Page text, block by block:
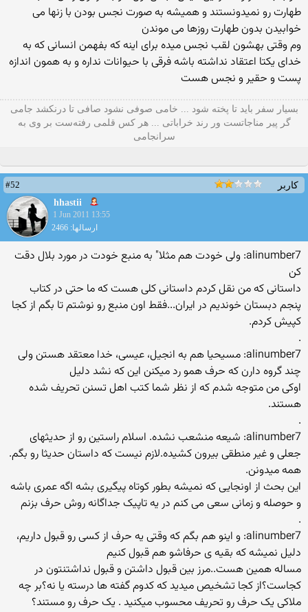
طهارت رو نمیدونستند و همیشه به صورت نجس بودن با زنها می
خوابیدن بدون طهارت روزها می موندن
وم وقتی بهشون لقب نجس میده برای اینه كه بفهمن انسانی كه به
خدای یكتا اعتقاد نداشته باشه فرقی با حیوانات نداره و به همون اندازه
پست و حقیر و نجس هست
بسیار سفر باید تا پخته شود ... خامی صوفی نشود صافی تا درنکشد جامی
گر پیر مناجاتست ور رند خراباتی ... هر کس قلمی رفته‌ست بر وی به
سرانجامی
کاربر
#52
hhastii
1 Jun 2011 13:55
ارسالها: 2466
alinumber7: ولی خودت هم مثلا" به منبع خودت در مورد بلال دقت
كن
داستانی كه من نقل كردم داستانی كلی هست كه ما حتی در كتاب
پنجم دبستان خوندیم در ایران...فقط اون منبع رو نوشتم تا بگم از كجا
كپیش كردم.
.
alinumber7: مسیحیا هم به انجیل، عیسی، خدا معتقد هستن ولی
چند گروه دارن كه حرف همو رد میكنن این كه نشد دلیل
اوكی من متوجه شدم كه از نظر شما كتب اهل تسنن تحریف شده
هستند.
.
alinumber7: شیعه منشعب نشده. اسلام راستین رو از حدیثهای
جعلی و غیر منطقی بیرون كشیده.لازم نیست كه داستان حدیثا رو بگم.
همه میدونن.
این بحث از اونجایی که نمیشه بطور کوتاه پیگیری بشه اگه عمری باشه
و حوصله و زمانی سعی می کنم در یه تاپیک جداگانه روش حرف بزنم
.
alinumber7: و اینو هم بگم كه وقتی یه حرف از كسی رو قبول داریم،
دلیل نمیشه كه بقیه ی حرفاشو هم قبول كنیم
مساله همین هست..مرز بین قبول داشتن و قبول نداشتنتون در
کجاست؟از کجا تشخیص میدید که کدوم گفته ها درسته یا نه؟بر چه
ملاکی یک حرف رو تحریف محسوب میکنید . یک حرف رو مستند؟